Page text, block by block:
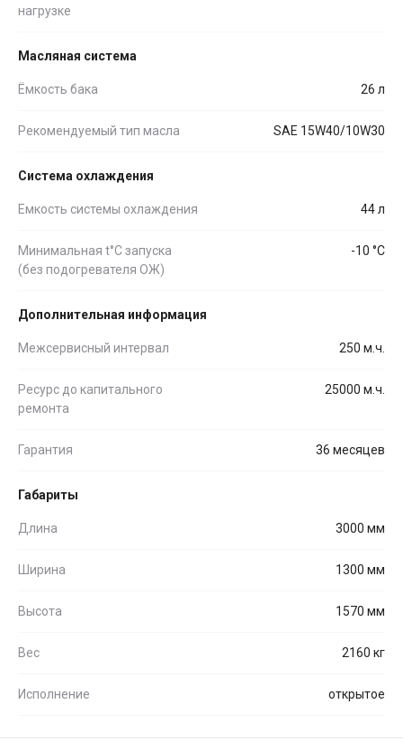
нагрузке
Масляная система
Ёмкость бака 26 л
Рекомендуемый тип масла SAE 15W40/10W30
Система охлаждения
Емкость системы охлаждения 44 л
Минимальная t°С запуска
(без подогревателя ОЖ)
-10 °С
Дополнительная информация
Межсервисный интервал 250 м.ч.
Ресурс до капитального
ремонта
25000 м.ч.
Гарантия 36 месяцев
Габариты
Длина 3000 мм
Ширина 1300 мм
Высота 1570 мм
Вес 2160 кг
Исполнение открытое